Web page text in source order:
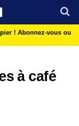
! Abonnez-vous ou
à café